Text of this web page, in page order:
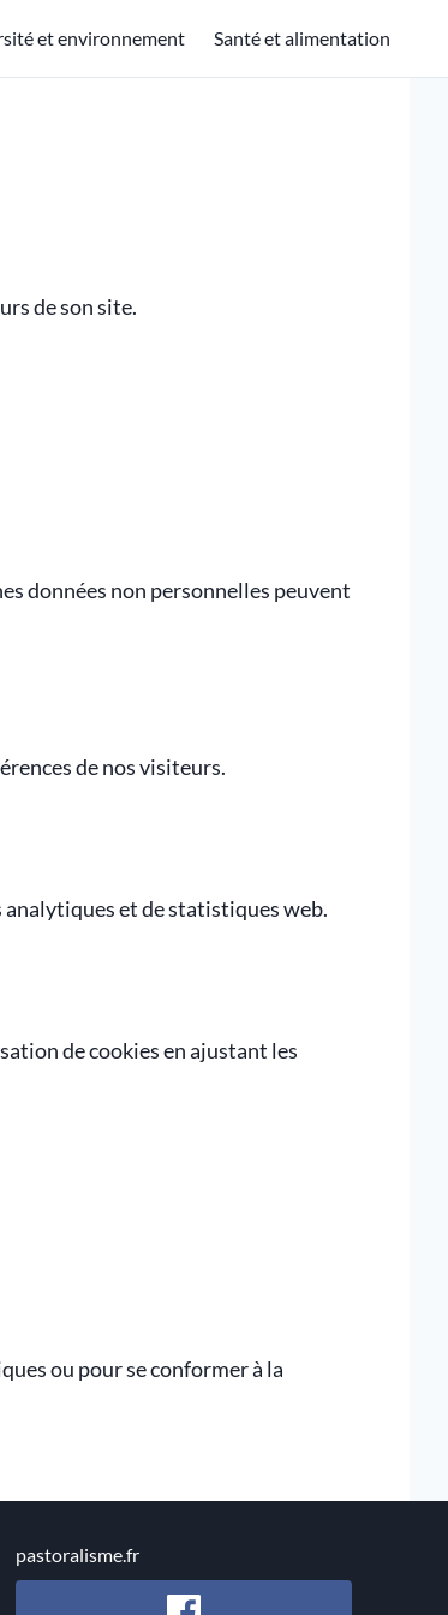
et environnement Santé et alimentation
de son site.
données non personnelles peuvent
de nos visiteurs.
analytiques et de statistiques web.
de cookies en ajustant les
ou pour se conformer à la
pastoralisme.fr